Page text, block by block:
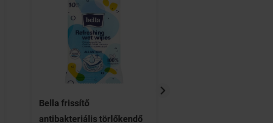
Bella frissítő
antibakteriális törlőkendő